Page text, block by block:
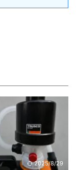
2025/8/29